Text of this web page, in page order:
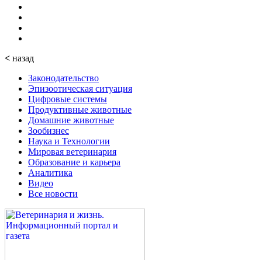
< назад
Законодательство
Эпизоотическая ситуация
Цифровые системы
Продуктивные животные
Домашние животные
Зообизнес
Наука и Технологии
Мировая ветеринария
Образование и карьера
Аналитика
Видео
Все новости